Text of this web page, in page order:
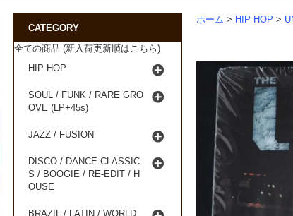
ホーム > HIP HOP >
CATEGORY
全ての商品 (新入荷更新順はこちら)
HIP HOP
SOUL / FUNK / RARE GRO
OVE (LP+45s)
JAZZ / FUSION
DISCO / DANCE CLASSIC
S / BOOGIE / RE-EDIT / H
OUSE